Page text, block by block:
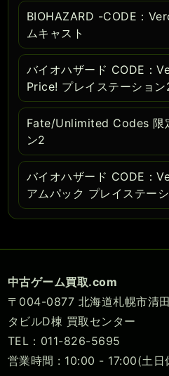
BIOHAZARD -CODE：
ムキャスト
バイオハザード CODE：
Price! プレイステーション
Fate/Unlimited Codes 限
ン2
バイオハザード CODE：
アムパック プレイステー
中古ゲーム買取.com
〒004-0877 北海道札幌市清
タビルD棟 買取センター
TEL：011-826-5695
営業時間 : 10:00 - 17:00(土日